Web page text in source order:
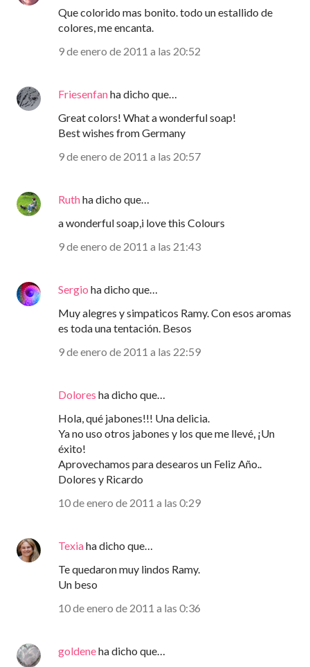
Que colorido mas bonito. todo un estallido de
colores, me encanta.
9 de enero de 2011 a las 20:52
Friesenfanha dicho que…
Great colors! What a wonderful soap!
Best wishes from Germany
9 de enero de 2011 a las 20:57
Ruthha dicho que…
a wonderful soap,i love this Colours
9 de enero de 2011 a las 21:43
Sergio ha dicho que…
Muy alegres y simpaticos Ramy. Con esos aromas
es toda una tentación. Besos
9 de enero de 2011 a las 22:59
Dolores ha dicho que…
Hola, qué jabones!!! Una delicia.
Ya no uso otros jabones y los que me llevé, ¡Un
éxito!
Aprovechamos para desearos un Feliz Año..
Dolores y Ricardo
10 de enero de 2011 a las 0:29
Texiaha dicho que…
Te quedaron muy lindos Ramy.
Un beso
10 de enero de 2011 a las 0:36
goldeneha dicho que…